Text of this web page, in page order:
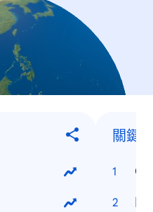
關鍵